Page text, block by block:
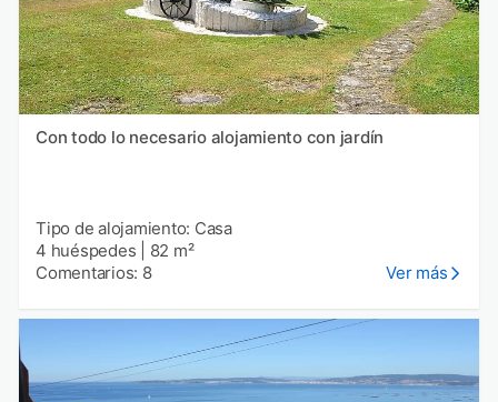
Con todo lo necesario alojamiento con jardín
Tipo de alojamiento: Casa
4 huéspedes
82 m²
Comentarios: 8
Ver más